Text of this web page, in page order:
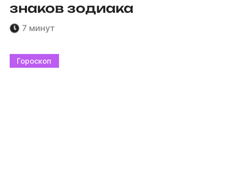
знаков зодиака
7 минут
Гороскоп